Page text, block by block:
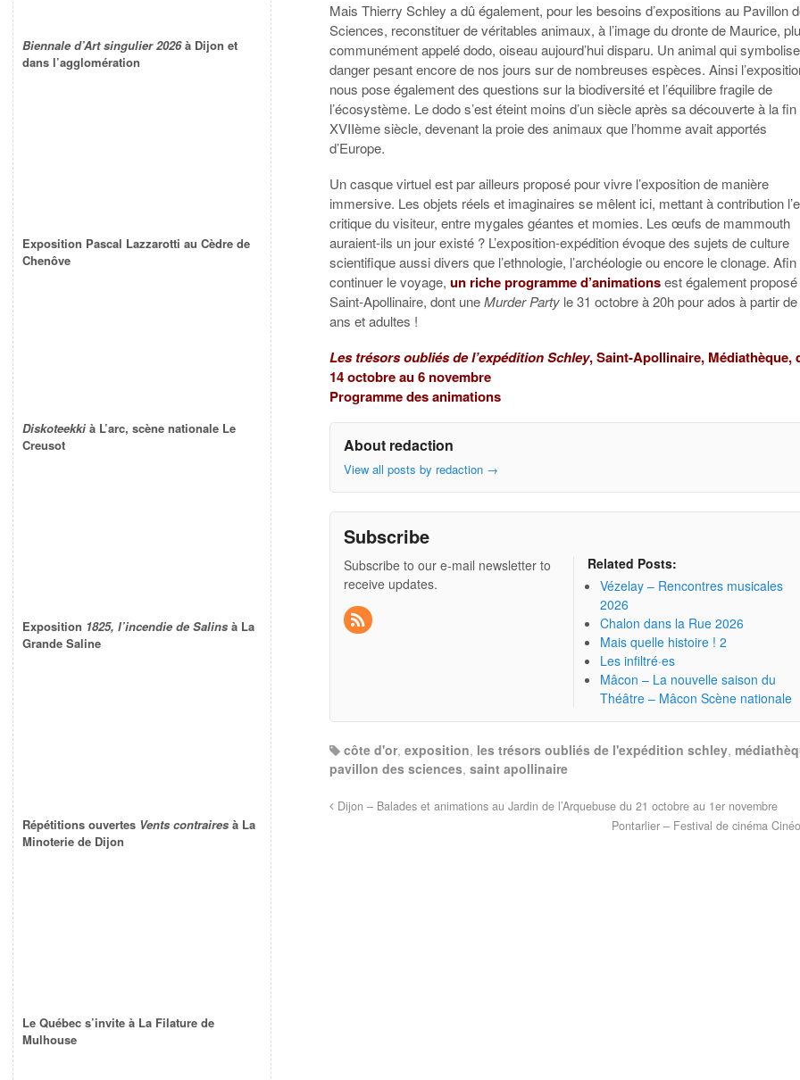
Mais Thierry Schley a dû également, pour les besoins d’expositions au Pavillon
Sciences, reconstituer de véritables animaux, à l’image du dronte de Maurice,
communément appelé dodo, oiseau aujourd’hui disparu. Un animal qui
danger pesant encore de nos jours sur de nombreuses espèces. Ainsi
nous pose également des questions sur la biodiversité et l’équilibre fragile de
l’écosystème. Le dodo s’est éteint moins d’un siècle après sa découverte à la fin
XVIIème siècle, devenant la proie des animaux que l’homme avait apportés
d’Europe.
Un casque virtuel est par ailleurs proposé pour vivre l’exposition de manière
immersive. Les objets réels et imaginaires se mêlent ici, mettant à contribution
critique du visiteur, entre mygales géantes et momies. Les œufs de mammouth
auraient-ils un jour existé ? L’exposition-expédition évoque des sujets de culture
scientifique aussi divers que l’ethnologie, l’archéologie ou encore le clonage. Afin
continuer le voyage, un riche programme d’animations est également
Saint-Apollinaire, dont uneMurder Party le 31 octobre à 20h pour ados à partir
ans et adultes !
Les trésors oubliés de l’expédition Schley, Saint-Apollinaire, Médiathèque,
14 octobre au 6 novembre
Programme des animations
About redaction
View all posts by redaction →
Subscribe
Subscribe to our e-mail newsletter to
receive updates.
Related Posts:
Vézelay – Rencontres musicales
2026
Chalon dans la Rue 2026
Mais quelle histoire ! 2
Les infiltré·es
Mâcon – La nouvelle saison du
Théâtre – Mâcon Scène nationale
côte d'or,exposition, les trésors oubliés de l'expédition schley,
pavillon des sciences,saint apollinaire
Dijon – Balades et animations au Jardin de l’Arquebuse du 21 octobre au 1er novembre
Pontarlier – Festival de cinéma
Biennale d’Art singulier 2026à Dijon et
dans l’agglomération
Exposition Pascal Lazzarotti au Cèdre de
Chenôve
Diskoteekki à L’arc, scène nationale Le
Creusot
Exposition 1825, l’incendie de Salins à La
Grande Saline
Répétitions ouvertes Vents contraires à La
Minoterie de Dijon
Le Québec s’invite à La Filature de
Mulhouse